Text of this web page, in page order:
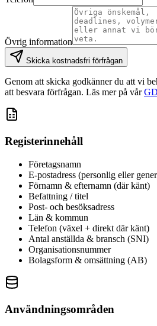
Övrig information
Skicka kostnadsfri förfrågan
Genom att skicka godkänner du att vi
att besvara förfrågan. Läs mer på vår
Registerinnehåll
Företagsnamn
E-postadress (personlig eller
Förnamn & efternamn (där känt)
Befattning / titel
Post- och besöksadress
Län & kommun
Telefon (växel + direkt där känt)
Antal anställda & bransch (SNI)
Organisationsnummer
Bolagsform & omsättning (AB)
Användningsområden